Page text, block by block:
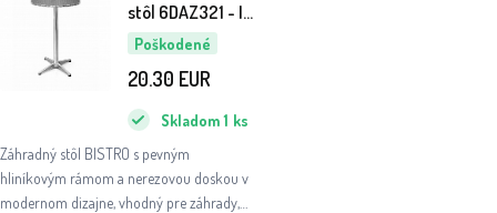
Poškodené
stôl 6DAZ321 - II.
AKOSŤ
Záhradný stôl BISTRO s pevným
hliníkovým rámom a nerezovou doskou v
modernom dizajne, vhodný pre záhrady,
Skladom 1 ks
20.30 EUR